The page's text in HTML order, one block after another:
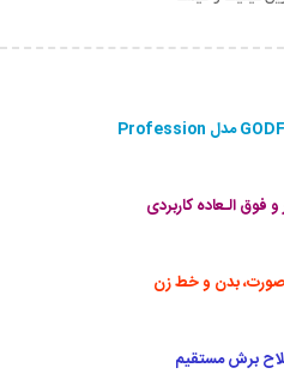
فوق الـعاده کاربردی
بدن و خط زن
برش مستقیم